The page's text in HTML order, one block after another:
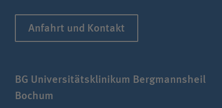
Anfahrt und Kontakt
BG Uni­ver­si­täts­klinikum Berg­manns­heil
Bochum